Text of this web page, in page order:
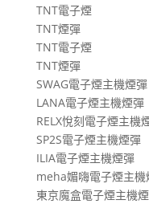
TNT電子煙
TNT煙彈
TNT電子煙
TNT煙彈
SWAG電子煙主機煙彈
LANA電子煙主機煙彈
RELX悅刻電子煙主機
SP2S電子煙主機煙彈
ILIA電子煙主機煙彈
meha媚嗨電子煙主機
東京魔盒電子煙主機